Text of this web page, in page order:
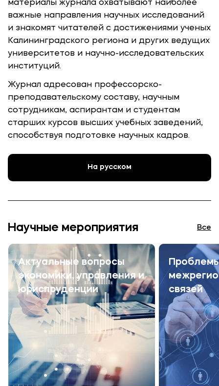
материалы журнала охватывают наиболее
важные направления научных исследований
и знакомят читателей с достижениями ученых
Калининградского региона и других ведущих
университетов и научно-исследовательских
институций.
Журнал адресован профессорско-
преподавательскому составу, научным
сотрудникам, аспирантам и студентам
старших курсов высших учебных заведений,
способствуя подготовке научных кадров.
На русском
Научные мероприятия Все
Актуальные вопросы
экономики, управления и
юриспруденции
связей